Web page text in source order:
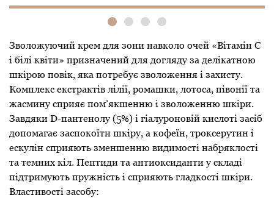
Зволожуючий крем для зони навколо очей «Вітамін С
і білі квіти» призначений для догляду за делікатною
шкірою повік, яка потребує зволоження і захисту.
Комплекс екстрактів лілії, ромашки, лотоса, півонії та
жасмину сприяє пом’якшенню і зволоженню шкіри.
Завдяки D-пантенолу (5%) і гіалуроновій кислоті засіб
допомагає заспокоїти шкіру, а кофеїн, троксерутин і
ескулін сприяють зменшенню видимості набряклості
та темних кіл. Пептиди та антиоксиданти у складі
підтримують пружність і сприяють гладкості шкіри.
Властивості засобу: